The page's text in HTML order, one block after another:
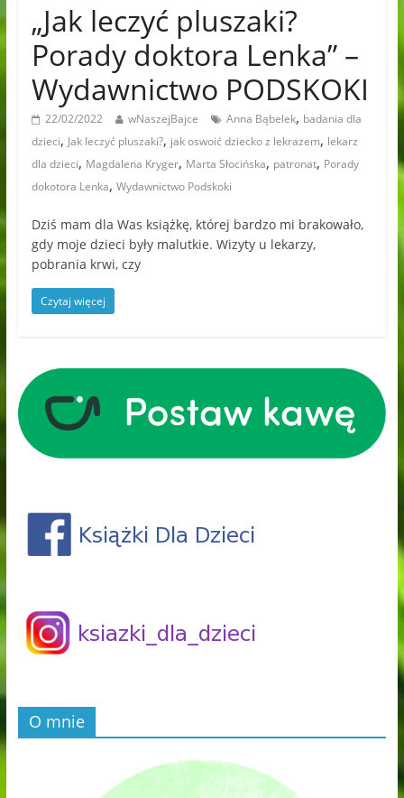
„Jak leczyć pluszaki?
Porady doktora Lenka” –
Wydawnictwo PODSKOKI
22/02/2022 wNaszejBajce Anna Bąbelek, badania dla
dzieci, Jak leczyć pluszaki?, jak oswoić dziecko z lekrazem, lekarz
dla dzieci, Magdalena Kryger, Marta Słocińska, patronat, Porady
dokotora Lenka, Wydawnictwo Podskoki
Dziś mam dla Was książkę, której bardzo mi brakowało,
gdy moje dzieci były malutkie. Wizyty u lekarzy,
pobrania krwi, czy
Czytaj więcej
O mnie